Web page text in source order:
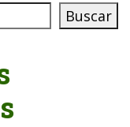
Buscar